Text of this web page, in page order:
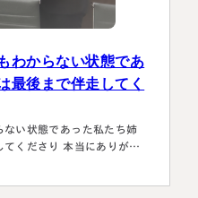
わからない状態であ
最後まで伴走してく
ない状態であった私たち姉
くださり 本当にありがた